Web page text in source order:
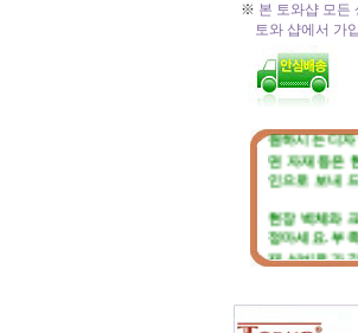
※ 본 토와샵 모든
토와 샵에서 가
☆토와 주문,
원하시는 디
면 자재 등은
인으로 보내
현장 벽체와
정마세요. 부
재 실비로 가
번호가 있으
직접 시공하